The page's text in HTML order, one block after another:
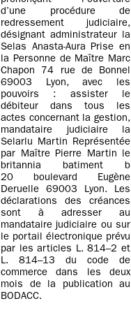
d’une procédure de
redressement judiciaire,
désignant administrateur la
Selas Anasta-Aura Prise en
la Personne de Maître Marc
Chapon 74 rue de Bonnel
69003 Lyon, avec les
pouvoirs : assister le
débiteur dans tous les
actes concernant la gestion,
mandataire judiciaire la
Selarlu Martin Représentée
par Maître Pierre Martin le
britannia batiment b
20 boulevard Eugène
Deruelle 69003 Lyon. Les
déclarations des créances
sont à adresser au
mandataire judiciaire ou sur
le portail électronique prévu
par les articles L. 814–2 et
L. 814–13 du code de
commerce dans les deux
mois de la publication au
BODACC.